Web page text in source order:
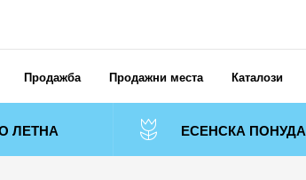
Продажба Продажни места Каталози
ЛЕТНА ЕСЕНСКА ПОНУДА